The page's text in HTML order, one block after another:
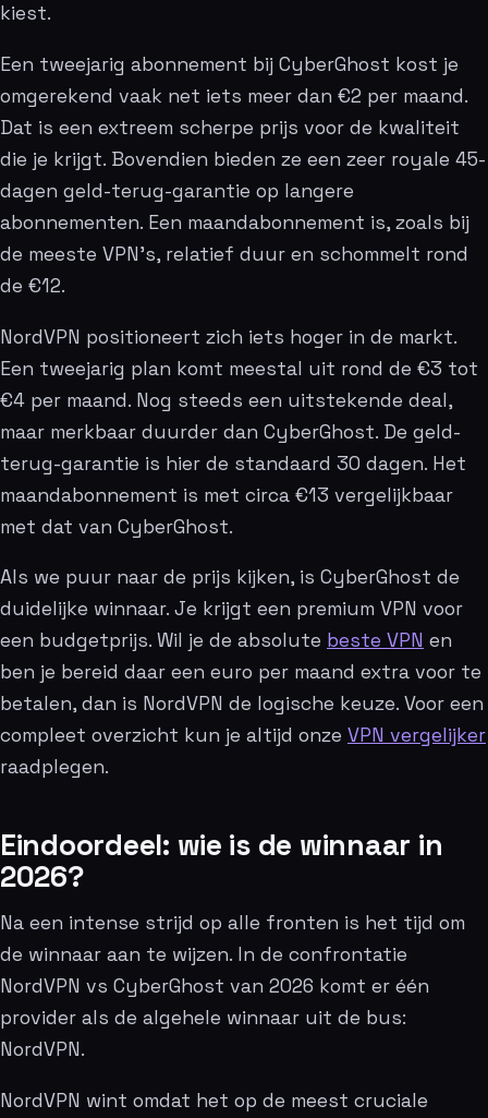
kiest.
Een tweejarig abonnement bij CyberGhost kost je
omgerekend vaak net iets meer dan €2 per maand.
Dat is een extreem scherpe prijs voor de kwaliteit
die je krijgt. Bovendien bieden ze een zeer royale 45-
dagen geld-terug-garantie op langere
abonnementen. Een maandabonnement is, zoals bij
de meeste VPN’s, relatief duur en schommelt rond
de €12.
NordVPN positioneert zich iets hoger in de markt.
Een tweejarig plan komt meestal uit rond de €3 tot
€4 per maand. Nog steeds een uitstekende deal,
maar merkbaar duurder dan CyberGhost. De geld-
terug-garantie is hier de standaard 30 dagen. Het
maandabonnement is met circa €13 vergelijkbaar
met dat van CyberGhost.
Als we puur naar de prijs kijken, is CyberGhost de
duidelijke winnaar. Je krijgt een premium VPN voor
een budgetprijs. Wil je de absolute beste VPN en
ben je bereid daar een euro per maand extra voor te
betalen, dan is NordVPN de logische keuze. Voor een
compleet overzicht kun je altijd onze VPN vergelijker
raadplegen.
Eindoordeel: wie is de winnaar in
2026?
Na een intense strijd op alle fronten is het tijd om
de winnaar aan te wijzen. In de confrontatie
NordVPN vs CyberGhost van 2026 komt er één
provider als de algehele winnaar uit de bus:
NordVPN.
NordVPN wint omdat het op de meest cruciale